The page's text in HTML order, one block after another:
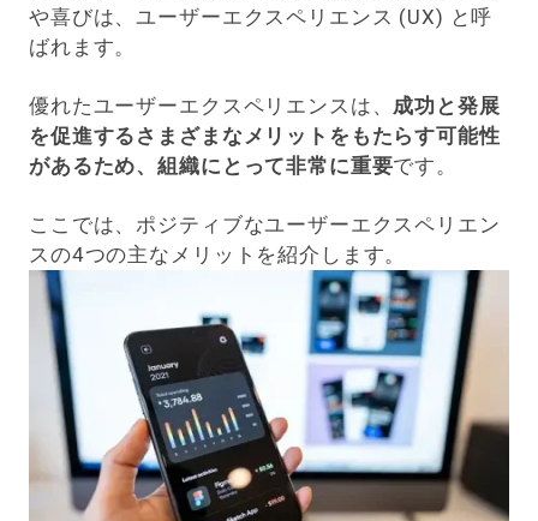
や喜びは、ユーザーエクスペリエンス (UX) と呼
ばれます。
優れたユーザーエクスペリエンスは、 成功と発展
を促進するさまざまなメリットをもたらす可能性
があるため、組織にとって非常に重要です。
ここでは、ポジティブなユーザーエクスペリエン
スの4つの主なメリットを紹介します。